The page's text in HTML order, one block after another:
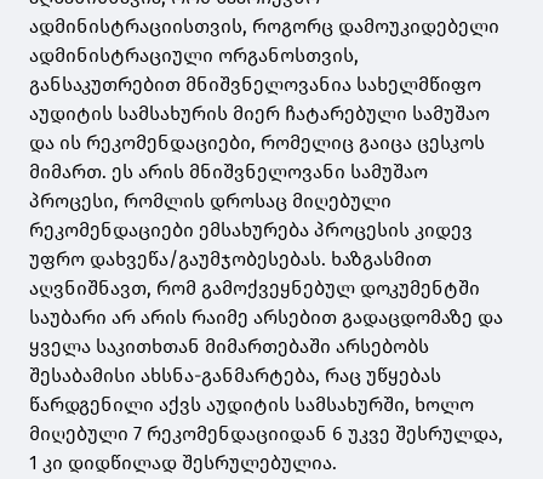
ადმინისტრაციისთვის, როგორც დამოუკიდებელი
ადმინისტრაციული ორგანოსთვის,
განსაკუთრებით მნიშვნელოვანია სახელმწიფო
აუდიტის სამსახურის მიერ ჩატარებული სამუშაო
და ის რეკომენდაციები, რომელიც გაიცა ცესკოს
მიმართ. ეს არის მნიშვნელოვანი სამუშაო
პროცესი, რომლის დროსაც მიღებული
რეკომენდაციები ემსახურება პროცესის კიდევ
უფრო დახვეწა/გაუმჯობესებას. ხაზგასმით
აღვნიშნავთ, რომ გამოქვეყნებულ დოკუმენტში
საუბარი არ არის რაიმე არსებით გადაცდომაზე და
ყველა საკითხთან მიმართებაში არსებობს
შესაბამისი ახსნა-განმარტება, რაც უწყებას
წარდგენილი აქვს აუდიტის სამსახურში, ხოლო
მიღებული 7 რეკომენდაციიდან 6 უკვე შესრულდა,
1 კი დიდწილად შესრულებულია.